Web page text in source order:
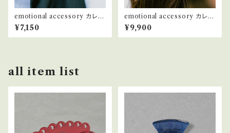
emotional accessory カレン
シルバー リング #20
¥7,150
emotional accessory カレン
シルバー リング #14
¥9,900
all item list